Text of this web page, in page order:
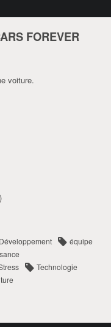
FOREVER
voiture.
Développement
équipe
Technologie